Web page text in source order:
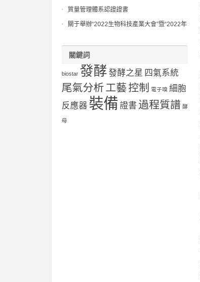
質量管理體系認證證書
關于舉辦“2022生物科技產業大會”暨“2022年
知?
關鍵詞
biostar 發酵 發酵之星 四氣系統
尾氣分析 工藝控制 電子嗅 細胞
反應器 裝備 證書 過程質譜 酵
母